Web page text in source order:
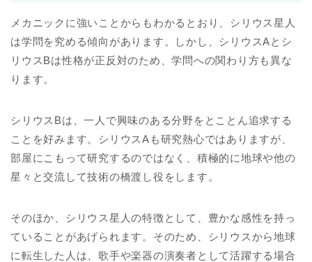
メカニックに強いことからもわかるとおり、シリウス星人
は学問を究める傾向があります。しかし、シリウスAとシ
リウスBは性格が正反対のため、学問への関わり方も異な
ります。
シリウスBは、一人で興味のある分野をとことん追求する
ことを好みます。シリウスAも研究熱心ではありますが、
部屋にこもって研究するのではなく、積極的に地球や他の
星々と交流して技術の橋渡し役をします。
そのほか、シリウス星人の特徴として、豊かな感性を持っ
ていることがあげられます。そのため、シリウスから地球
に転生した人は、歌手や楽器の演奏者として活躍する場合